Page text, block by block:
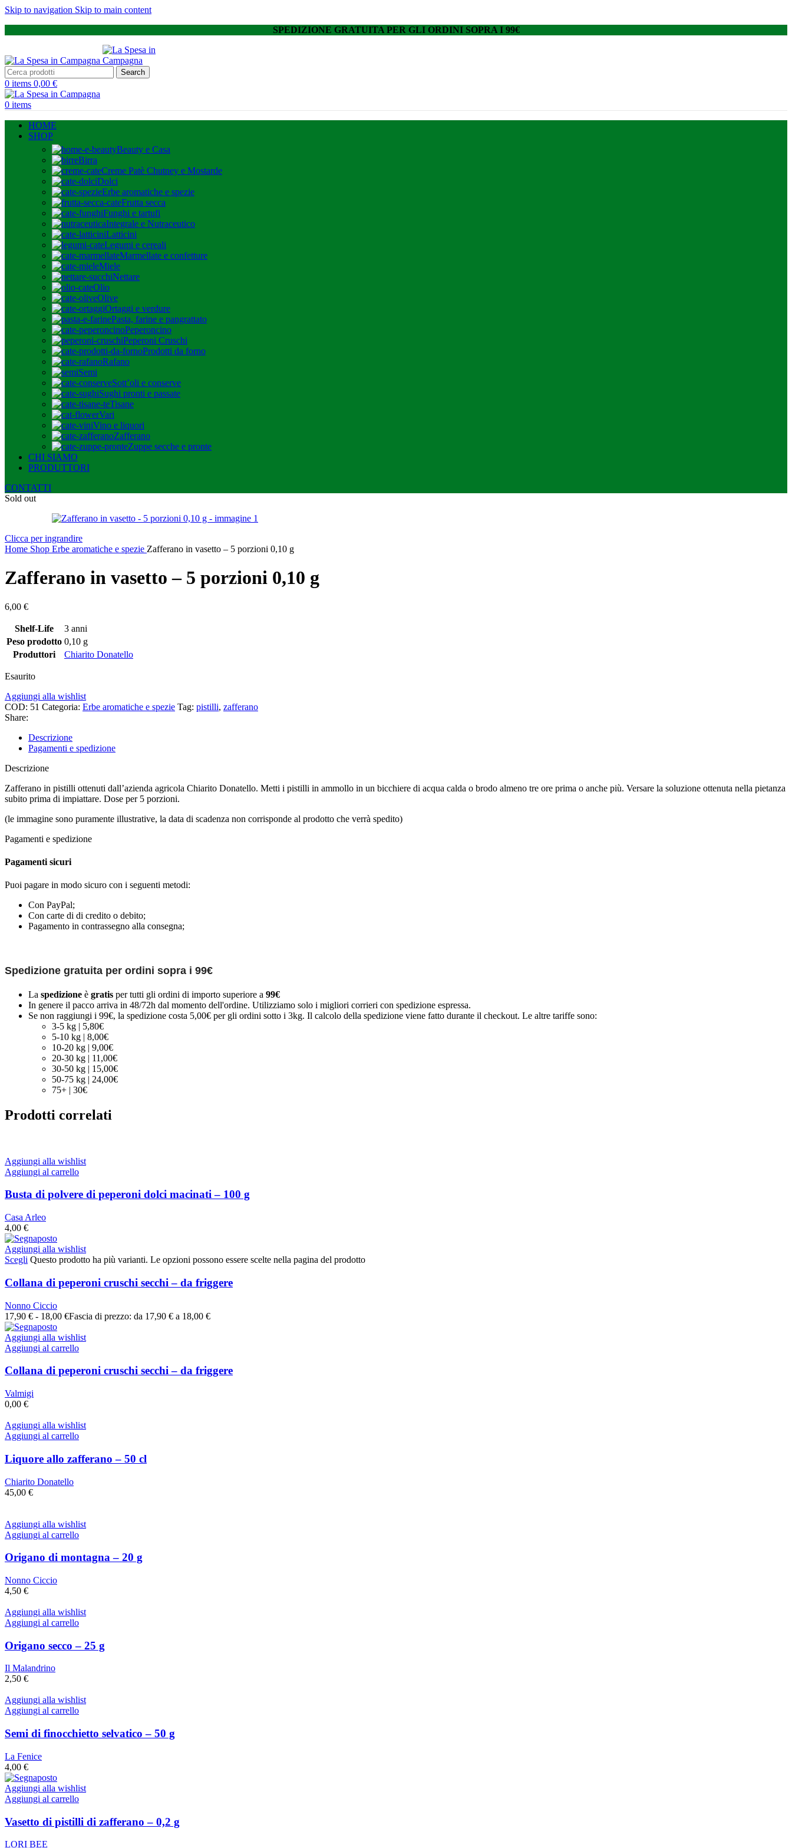
Skip to navigation Skip to main content
SPEDIZIONE GRATUITA PER GLI ORDINI SOPRA I 99€
Search
0 items 0,00 €
0 items
HOME
SHOP
Beauty e Casa
Birra
Creme Patè Chutney e Mostarde
Dolci
Erbe aromatiche e spezie
Frutta secca
Funghi e tartufi
Integrale e Nutraceutico
Latticini
Legumi e cereali
Marmellate e confetture
Miele
Nettare
Olio
Olive
Ortaggi e verdure
Pasta, farine e pangrattato
Peperoncino
Peperoni Cruschi
Prodotti da forno
Rafano
Semi
Sott’oli e conserve
Sughi pronti e passate
Tisane
Vari
Vino e liquori
Zafferano
Zuppe secche e pronte
CHI SIAMO
PRODUTTORI
CONTATTI
Sold out
Clicca per ingrandire
Home Shop Erbe aromatiche e spezie Zafferano in vasetto – 5 porzioni 0,10 g
Zafferano in vasetto – 5 porzioni 0,10 g
6,00 €
Shelf-Life
3 anni
Peso prodotto 0,10 g
Produttori
Chiarito Donatello
Esaurito
Aggiungi alla wishlist
COD: 51 Categoria: Erbe aromatiche e spezie Tag: pistilli, zafferano
Share:
Descrizione
Pagamenti e spedizione
Descrizione
Zafferano in pistilli ottenuti dall’azienda agricola Chiarito Donatello. Metti i pistilli in ammollo in un bicchiere di acqua calda o brodo almeno tre ore prima o anche più. Versare la soluzione ottenuta nella pietanza
subito prima di impiattare. Dose per 5 porzioni.
(le immagine sono puramente illustrative, la data di scadenza non corrisponde al prodotto che verrà spedito)
Pagamenti e spedizione
Pagamenti sicuri
Puoi pagare in modo sicuro con i seguenti metodi:
Con PayPal;
Con carte di di credito o debito;
Pagamento in contrassegno alla consegna;
Spedizione gratuita per ordini sopra i 99€
La spedizione è gratis per tutti gli ordini di importo superiore a 99€
In genere il pacco arriva in 48/72h dal momento dell'ordine. Utilizziamo solo i migliori corrieri con spedizione espressa.
Se non raggiungi i 99€, la spedizione costa 5,00€ per gli ordini sotto i 3kg. Il calcolo della spedizione viene fatto durante il checkout. Le altre tariffe sono:
3-5 kg | 5,80€
5-10 kg | 8,00€
10-20 kg | 9,00€
20-30 kg | 11,00€
30-50 kg | 15,00€
50-75 kg | 24,00€
75+ | 30€
Prodotti correlati
Aggiungi alla wishlist
Aggiungi al carrello
Busta di polvere di peperoni dolci macinati – 100 g
Casa Arleo
4,00 €
Aggiungi alla wishlist
Scegli Questo prodotto ha più varianti. Le opzioni possono essere scelte nella pagina del prodotto
Collana di peperoni cruschi secchi – da friggere
Nonno Ciccio
17,90 € - 18,00 €Fascia di prezzo: da 17,90 € a 18,00 €
Aggiungi alla wishlist
Aggiungi al carrello
Collana di peperoni cruschi secchi – da friggere
Valmigi
0,00 €
Aggiungi alla wishlist
Aggiungi al carrello
Liquore allo zafferano – 50 cl
Chiarito Donatello
45,00 €
Aggiungi alla wishlist
Aggiungi al carrello
Origano di montagna – 20 g
Nonno Ciccio
4,50 €
Aggiungi alla wishlist
Aggiungi al carrello
Origano secco – 25 g
Il Malandrino
2,50 €
Aggiungi alla wishlist
Aggiungi al carrello
Semi di finocchietto selvatico – 50 g
La Fenice
4,00 €
Aggiungi alla wishlist
Aggiungi al carrello
Vasetto di pistilli di zafferano – 0,2 g
LORI BEE